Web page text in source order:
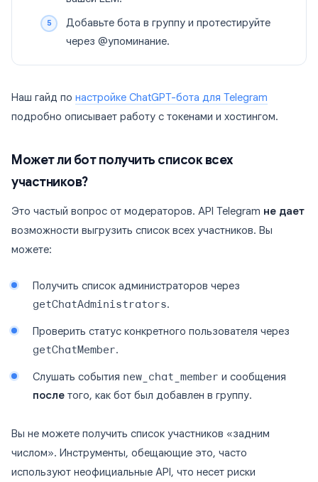
Добавьте бота в группу и протестируйте
через @упоминание.
Наш гайд по настройке ChatGPT-бота для Telegram
подробно описывает работу с токенами и хостингом.
Может ли бот получить список всех
участников?
Это частый вопрос от модераторов. API Telegram не дает
возможности выгрузить список всех участников. Вы
можете:
Получить список администраторов через
getChatAdministrators.
Проверить статус конкретного пользователя через
getChatMember.
Слушать события new_chat_member и сообщения
после того, как бот был добавлен в группу.
Вы не можете получить список участников «задним
числом». Инструменты, обещающие это, часто
используют неофициальные API, что несет риски